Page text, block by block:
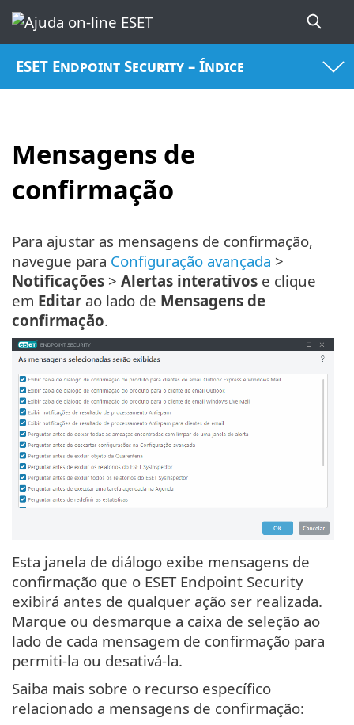
ESET Endpoint Security – Índice
Mensagens de
confirmação
Para ajustar as mensagens de confirmação,
navegue para Configuração avançada >
Notificações > Alertas interativos e clique
em Editar ao lado de Mensagens de
confirmação.
Esta janela de diálogo exibe mensagens de
confirmação que o ESET Endpoint Security
exibirá antes de qualquer ação ser realizada.
Marque ou desmarque a caixa de seleção ao
lado de cada mensagem de confirmação para
permiti-la ou desativá-la.
Saiba mais sobre o recurso específico
relacionado a mensagens de confirmação: